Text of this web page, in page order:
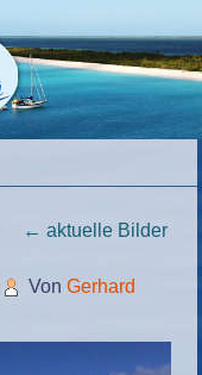
← aktuelle Bilder
Von Gerhard